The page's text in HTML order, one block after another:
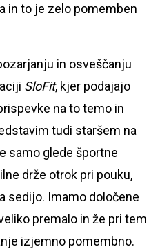
in to je zelo pomemben
in osveščanju
SloFit, kjer podajajo
na to temo in
tudi staršem na
samo glede športne
drže otrok pri pouku,
sedijo. Imamo določene
premalo in že pri tem
izjemno pomembno.